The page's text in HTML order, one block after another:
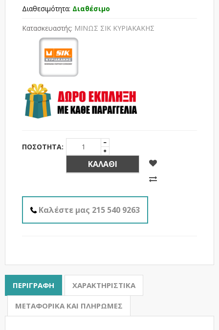
Διαθεσιμότητα: Διαθέσιμο
Κατασκευαστής: ΜΙΝΩΣ ΣΙΚ ΚΥΡΙΑΚΑΚΗΣ
ΠΟΣΌΤΗΤΑ:
ΚΑΛΆΘΙ
Καλέστε μας 215 540 9263
ΠΕΡΙΓΡΑΦΉ ΧΑΡΑΚΤΗΡΙΣΤΙΚΆ
ΜΕΤΑΦΟΡΙΚΆ ΚΑΙ ΠΛΗΡΩΜΈΣ